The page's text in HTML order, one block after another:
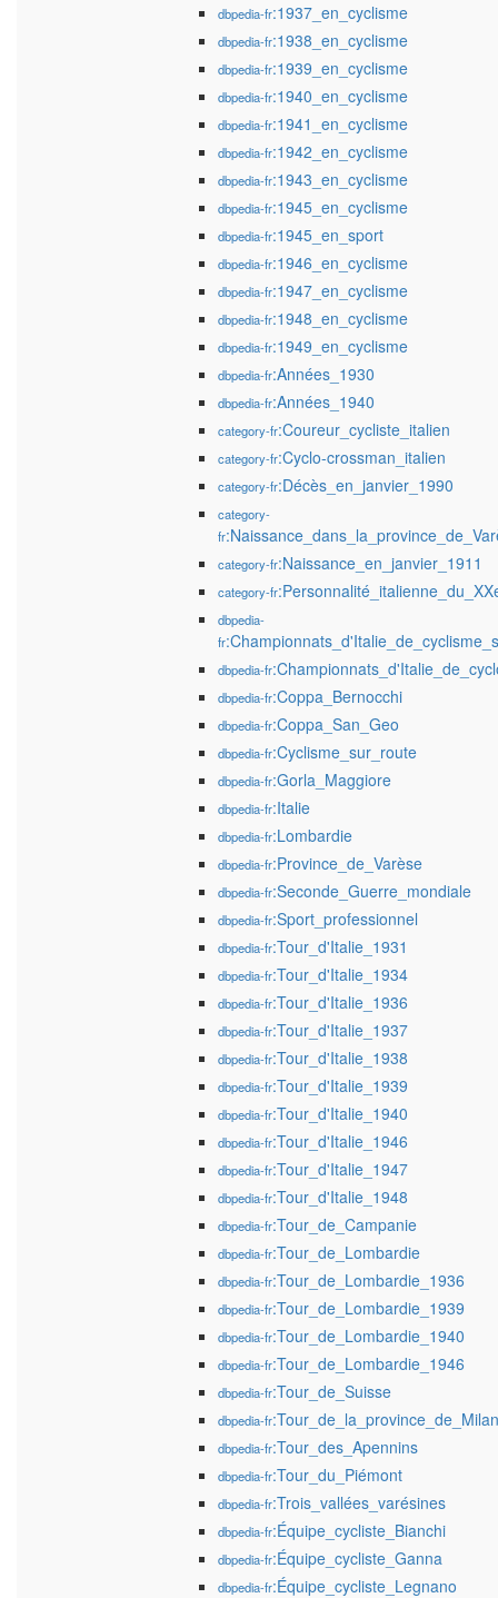
dbpedia-fr:1937_en_cyclisme
dbpedia-fr:1938_en_cyclisme
dbpedia-fr:1939_en_cyclisme
dbpedia-fr:1940_en_cyclisme
dbpedia-fr:1941_en_cyclisme
dbpedia-fr:1942_en_cyclisme
dbpedia-fr:1943_en_cyclisme
dbpedia-fr:1945_en_cyclisme
dbpedia-fr:1945_en_sport
dbpedia-fr:1946_en_cyclisme
dbpedia-fr:1947_en_cyclisme
dbpedia-fr:1948_en_cyclisme
dbpedia-fr:1949_en_cyclisme
dbpedia-fr:Années_1930
dbpedia-fr:Années_1940
category-fr:Coureur_cycliste_italien
category-fr:Cyclo-crossman_italien
category-fr:Décès_en_janvier_1990
category-
fr
category-fr:Naissance_en_janvier_1911
category-fr
dbpedia-
fr
dbpedia-fr
dbpedia-fr:Coppa_Bernocchi
dbpedia-fr:Coppa_San_Geo
dbpedia-fr:Cyclisme_sur_route
dbpedia-fr:Gorla_Maggiore
dbpedia-fr:Italie
dbpedia-fr:Lombardie
dbpedia-fr:Province_de_Varèse
dbpedia-fr:Seconde_Guerre_mondiale
dbpedia-fr:Sport_professionnel
dbpedia-fr:Tour_d'Italie_1931
dbpedia-fr:Tour_d'Italie_1934
dbpedia-fr:Tour_d'Italie_1936
dbpedia-fr:Tour_d'Italie_1937
dbpedia-fr:Tour_d'Italie_1938
dbpedia-fr:Tour_d'Italie_1939
dbpedia-fr:Tour_d'Italie_1940
dbpedia-fr:Tour_d'Italie_1946
dbpedia-fr:Tour_d'Italie_1947
dbpedia-fr:Tour_d'Italie_1948
dbpedia-fr:Tour_de_Campanie
dbpedia-fr:Tour_de_Lombardie
dbpedia-fr:Tour_de_Lombardie_1936
dbpedia-fr:Tour_de_Lombardie_1939
dbpedia-fr:Tour_de_Lombardie_1940
dbpedia-fr:Tour_de_Lombardie_1946
dbpedia-fr:Tour_de_Suisse
dbpedia-fr:Tour_de_la_province_de_Milan
dbpedia-fr:Tour_des_Apennins
dbpedia-fr:Tour_du_Piémont
dbpedia-fr:Trois_vallées_varésines
dbpedia-fr:Équipe_cycliste_Bianchi
dbpedia-fr:Équipe_cycliste_Ganna
dbpedia-fr:Équipe_cycliste_Legnano